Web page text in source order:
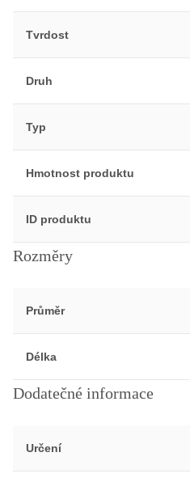
Tvrdost
Druh
Typ
Hmotnost produktu
ID produktu
Rozměry
Průměr
Délka
Dodatečné informace
Určení